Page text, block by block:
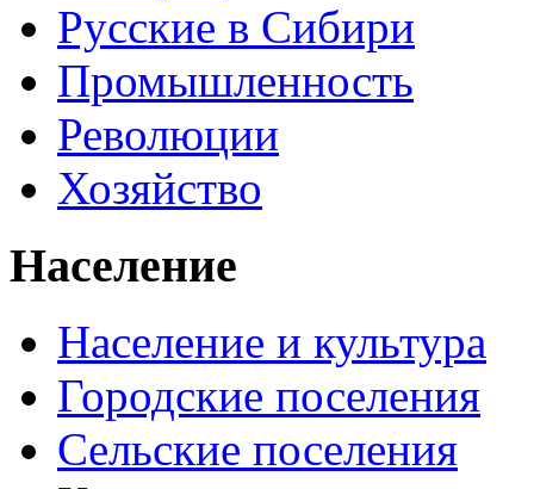
Русские в Сибири
Промышленность
Революции
Хозяйство
Население
Население и культура
Городские поселения
Сельские поселения